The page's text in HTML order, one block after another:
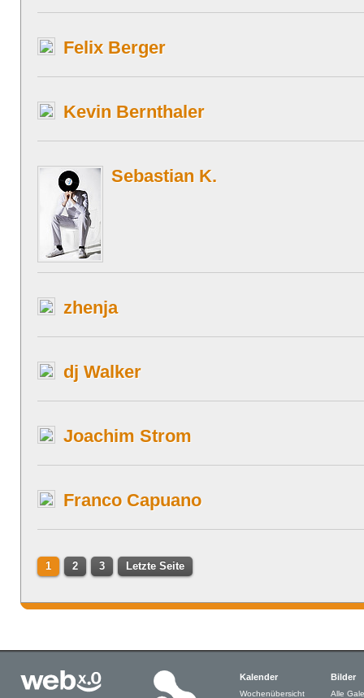
Felix Berger
Kevin Bernthaler
Sebastian K.
zhenja
dj Walker
Joachim Strom
Franco Capuano
1 2 3 Letzte Seite
Kalender
Wochenübersicht
Bilder
Alle